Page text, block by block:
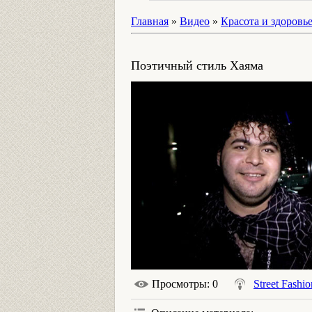
Главная » Видео » Красота и здоровье
Поэтичный стиль Хаяма
Просмотры: 0 Street